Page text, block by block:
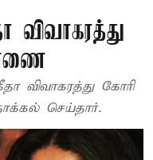
விவாகரத்து
விவாகரத்து கோரி
செய்தார்.